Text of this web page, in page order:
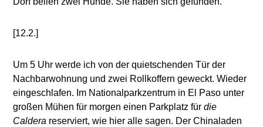
[12.2.]
Um 5 Uhr werde ich von der quietschenden Tür der
Nachbarwohnung und zwei Rollkoffern geweckt. Wieder
eingeschlafen. Im Nationalparkzentrum in El Paso unter
großen Mühen für morgen einen Parkplatz fürdie
Caldera reserviert, wie hier alle sagen. Der Chinaladen